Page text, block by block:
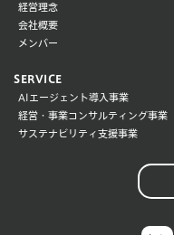
経営理念
会社概要
メンバー
SERVICE
AIエージェント導入事業
経営・事業コンサルティング事業
サステナビリティ支援事業